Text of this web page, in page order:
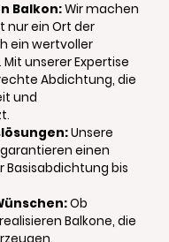
Balkon:Wir machen
nur ein Ort der
ein wertvoller
unserer Expertise
Abdichtung, die
und
Unsere
einen
Basisabdichtung bis
Ob
Balkone, die